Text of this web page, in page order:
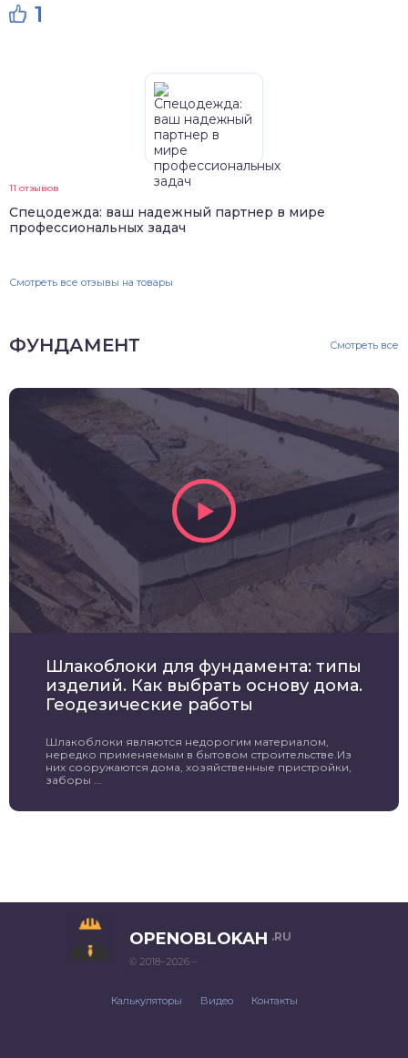
1
11 отзывов
Спецодежда: ваш надежный партнер в мире
профессиональных задач
Смотреть все отзывы на товары
ФУНДАМЕНТ Смотреть все
Шлакоблоки для фундамента: типы
изделий. Как выбрать основу дома.
Геодезические работы
Шлакоблоки являются недорогим материалом,
нередко применяемым в бытовом строительстве.Из
них сооружаются дома, хозяйственные пристройки,
заборы ...
OPENOBLOKAH .RU
© 2018–2026 –
Калькуляторы Видео Контакты